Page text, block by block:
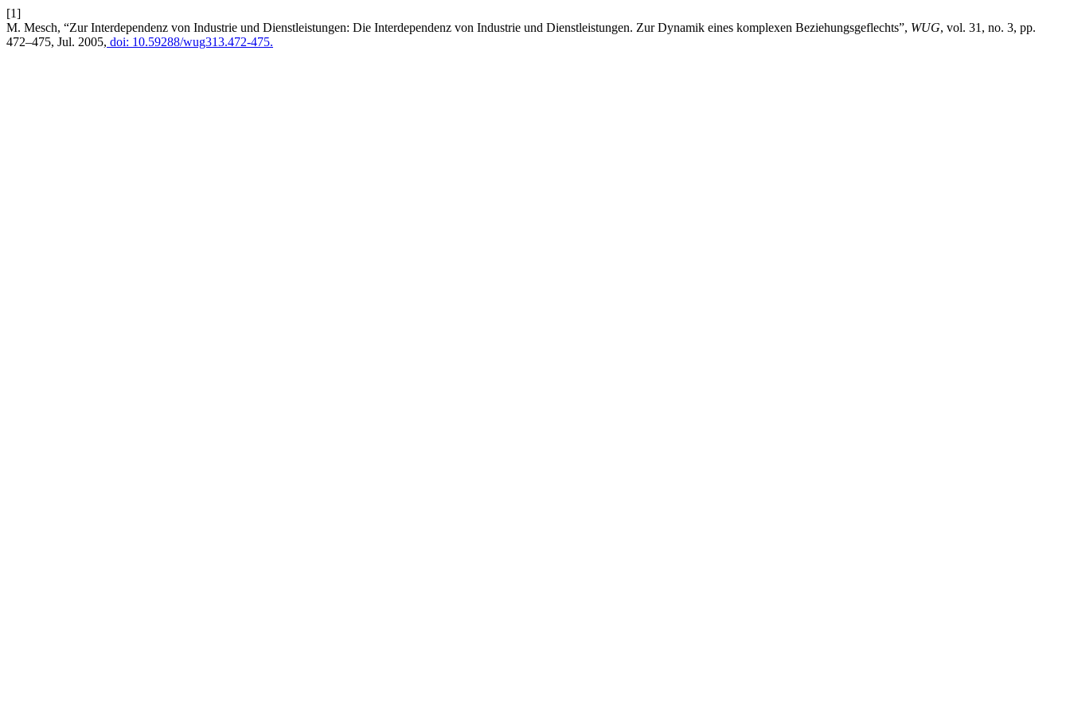
[1]
M. Mesch, “Zur Interdependenz von Industrie und Dienstleistungen: Die Interdependenz von Industrie und Dienstleistungen. Zur Dynamik eines komplexen Beziehungsgeflechts”, WUG, vol. 31, no. 3, pp.
472–475, Jul. 2005, doi: 10.59288/wug313.472-475.